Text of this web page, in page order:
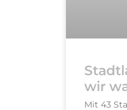
wir
Mit 43